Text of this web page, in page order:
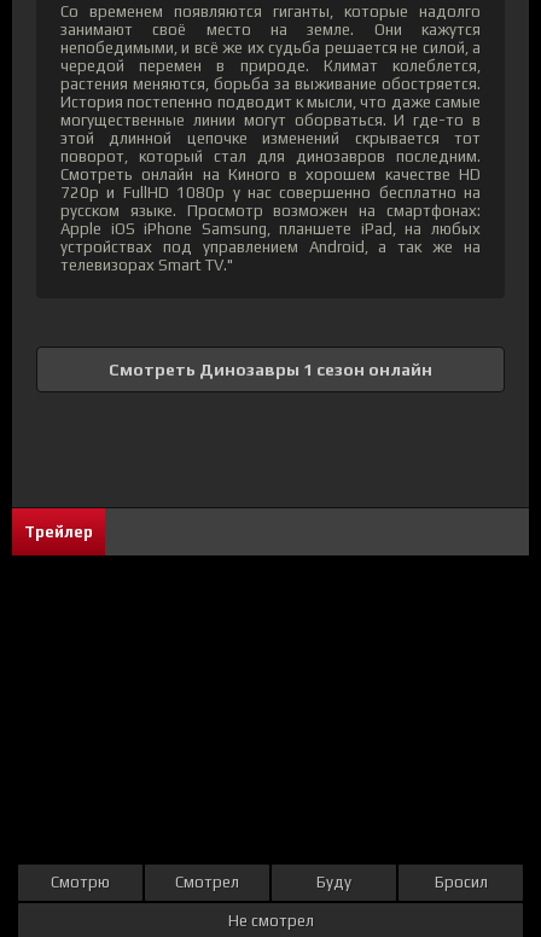
Со временем появляются гиганты, которые надолго
занимают своё место на земле. Они кажутся
непобедимыми, и всё же их судьба решается не силой, а
чередой перемен в природе. Климат колеблется,
растения меняются, борьба за выживание обостряется.
История постепенно подводит к мысли, что даже самые
могущественные линии могут оборваться. И где-то в
этой длинной цепочке изменений скрывается тот
поворот, который стал для динозавров последним.
Смотреть онлайн на Киного в хорошем качестве HD
720p и FullHD 1080p у нас совершенно бесплатно на
русском языке. Просмотр возможен на смартфонах:
Apple iOS iPhone Samsung, планшете iPad, на любых
устройствах под управлением Android, а так же на
телевизорах Smart TV."
Смотреть Динозавры 1 сезон онлайн
Трейлер
Смотрю Смотрел Буду Бросил
Не смотрел